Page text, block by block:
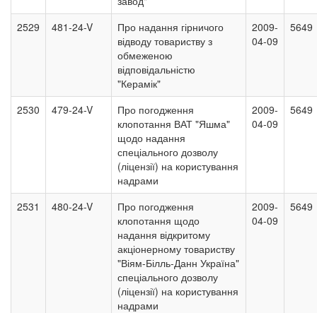
2529 481-24-V
Про надання гірничого
відводу товариству з
обмеженою
відповідальністю
"Керамік"
2009-
04-09
5649
2530 479-24-V
Про погодження
клопотання ВАТ "Яшма"
щодо надання
спеціального дозволу
(ліцензії) на користування
надрами
2009-
04-09
5649
2531 480-24-V
Про погодження
клопотання щодо
надання відкритому
акціонерному товариству
"Віям-Білль-Данн Україна"
спеціального дозволу
(ліцензії) на користування
надрами
2009-
04-09
5649